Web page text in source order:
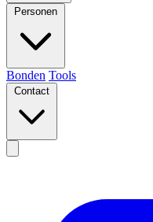
Personen
Bonden Tools
Contact